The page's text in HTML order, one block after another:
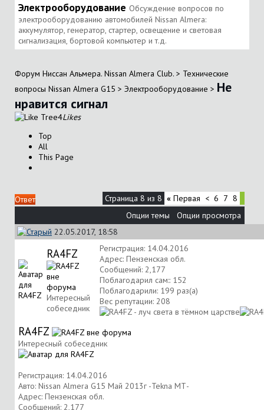
Электрооборудование Обсуждение вопросов по
электрооборудованию автомобилей Nissan Almera:
аккумулятор, генератор, стартер, освещение и световая
сигнализация, бортовой компьютер и т.д.
Форум Ниссан Альмера. Nissan Almera Club. > Технические
вопросы Nissan Almera G15 > Электрооборудование > Не
нравится сигнал
4Likes
Top
All
This Page
Ответ Страница 8 из 8 « Первая < 6 7 8
Опции темы
Опции просмотра
22.05.2017, 18:58
RA4FZ
Интересный
собеседник
Регистрация: 14.04.2016
Адрес: Пензенская обл.
Сообщений: 2,177
Поблагодарил сам:: 152
Поблагодарили: 199 раз(а)
Вес репутации: 208
RA4FZ
Интересный собеседник
Регистрация: 14.04.2016
Авто: Nissan Almera G15 Май 2013г -Tekna МТ-
Адрес: Пензенская обл.
Сообщений: 2,177